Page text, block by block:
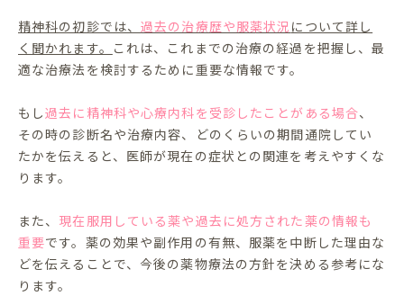
精神科の初診では、過去の治療歴や服薬状況 について詳し
く聞かれます。 これは、これまでの治療の経過を把握し、最
適な治療法を検討するために重要な情報です。
もし過去に精神科や心療内科を受診したことがある場合、
その時の診断名や治療内容、どのくらいの期間通院してい
たかを伝えると、医師が現在の症状との関連を考えやすくな
ります。
また、 現在服用している薬や過去に処方された薬の情報も
重要です。薬の効果や副作用の有無、服薬を中断した理由な
どを伝えることで、今後の薬物療法の方針を決める参考にな
ります。